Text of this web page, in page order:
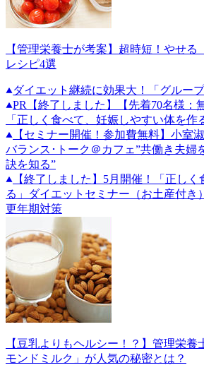
【管理栄養士が考案】超時短！やせる
レシピ4選
ダイエット継続に効果大！「グルー
PR
【終了しました】【先着70名様：
「正しく食べて、妊娠しやすい体を作
【セミナー開催！参加費無料】小室
バランス･トーク＠カフェ”共働き夫婦
訣を知る”
【終了しました】5月開催！「正し
る」ダイエットセミナー（お土産付き）
更年期対策
【豆乳よりもヘルシー！？】管理栄養
モンドミルク」が人気の秘密とは？